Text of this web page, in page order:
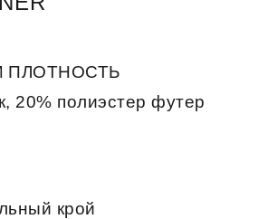
ПЛОТНОСТЬ
20% полиэстер футер
крой